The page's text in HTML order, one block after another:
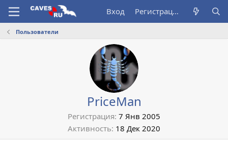
Вход Регистрация
Пользователи
PriceMan
Регистрация 7 Янв 2005
Активность 18 Дек 2020